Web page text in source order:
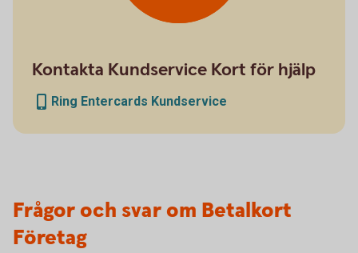
Kontakta Kundservice Kort för hjälp
Ring Entercards Kundservice
Frågor och svar om Betalkort
Företag